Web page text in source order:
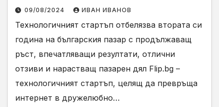
09/08/2024 ИВАН ИВАНОВ
Технологичният стартъп отбелязва втората си
година на българския пазар с продължаващ
ръст, впечатляващи резултати, отлични
отзиви и нарастващ пазарен дял Flip.bg –
технологичният стартъп, целящ да превръща
интернет в дружелюбно…